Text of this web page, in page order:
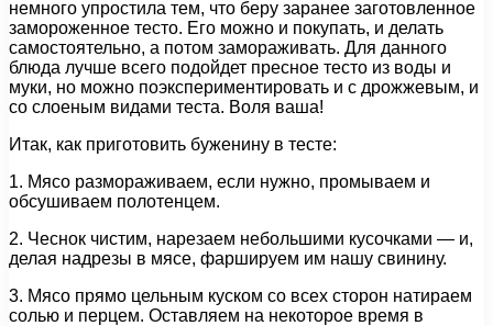
немного упростила тем, что беру заранее заготовленное
замороженное тесто. Его можно и покупать, и делать
самостоятельно, а потом замораживать. Для данного
блюда лучше всего подойдет пресное тесто из воды и
муки, но можно поэкспериментировать и с дрожжевым, и
со слоеным видами теста. Воля ваша!
Итак, как приготовить буженину в тесте:
1. Мясо размораживаем, если нужно, промываем и
обсушиваем полотенцем.
2. Чеснок чистим, нарезаем небольшими кусочками — и,
делая надрезы в мясе, фаршируем им нашу свинину.
3. Мясо прямо цельным куском со всех сторон натираем
солью и перцем. Оставляем на некоторое время в